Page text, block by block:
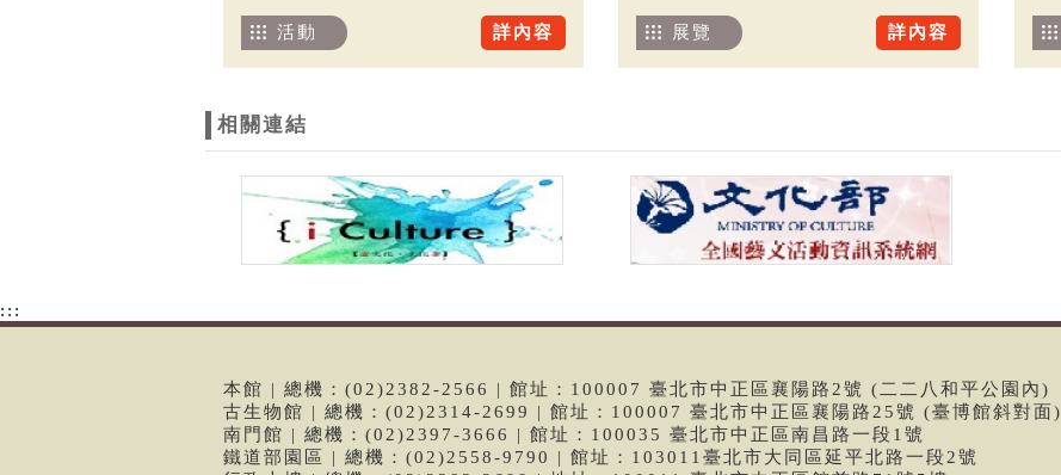
詳內容
活動 詳內容
展覽
相關連結
:::
本館 | 總機：(02)2382-2566 | 館址：100007 臺北市中正區襄陽路2號 (二二八和平公園內)
古生物館 | 總機：(02)2314-2699 | 館址：100007 臺北市中正區襄陽路25號 (臺博館斜對面)
南門館 | 總機：(02)2397-3666 | 館址：100035 臺北市中正區南昌路一段1號
鐵道部園區 | 總機：(02)2558-9790 | 館址：103011臺北市大同區延平北路一段2號